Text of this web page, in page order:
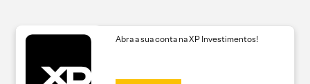
Abra a sua conta na XP Investimentos!